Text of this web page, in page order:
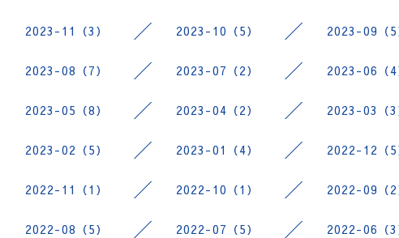
2023-11（3） 2023-10（5） 2023-09（5
2023-08（7） 2023-07（2） 2023-06（4
2023-05（8） 2023-04（2） 2023-03（3
2023-02（5） 2023-01（4） 2022-12（5
2022-11（1） 2022-10（1） 2022-09（2
2022-08（5） 2022-07（5） 2022-06（3